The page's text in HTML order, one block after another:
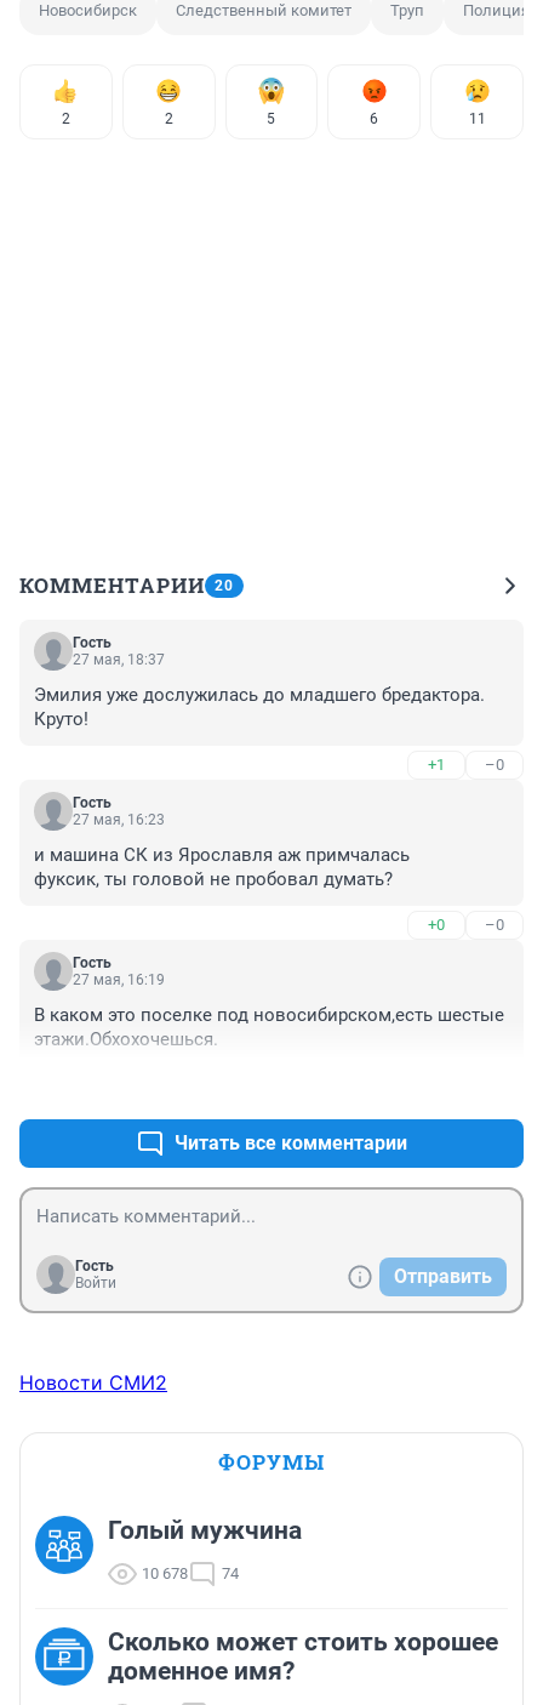
Новосибирск Следственный комитет Труп Полиция
2 2 5 6 11
КОММЕНТАРИИ 20
Гость
27 мая, 18:37
Эмилия уже дослужилась до младшего бредактора.
Круто!
+1 –0
Гость
27 мая, 16:23
и машина СК из Ярославля аж примчалась
фуксик, ты головой не пробовал думать?
+0 –0
Гость
27 мая, 16:19
В каком это поселке под новосибирском,есть шестые
этажи.Обхохочешься.
Читать все комментарии
Гость
Войти
Отправить
Новости СМИ2
ФОРУМЫ
Голый мужчина
10 678 74
Сколько может стоить хорошее
доменное имя?